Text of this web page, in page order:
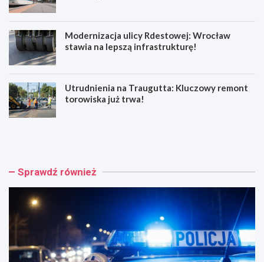
Modernizacja ulicy Rdestowej: Wrocław
stawia na lepszą infrastrukturę!
Utrudnienia na Traugutta: Kluczowy remont
torowiska już trwa!
W
a
i
u
Z
n
r
i
Sprawdź również